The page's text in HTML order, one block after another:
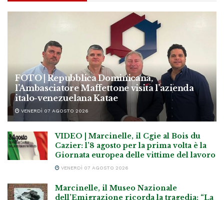
FOTO | Repubblica Dominicana,
l’Ambasciatore Maffettone visita l’azienda
italo-venezuelana Katae
VENERDÌ 07 AGOSTO 2026
VIDEO | Marcinelle, il Cgie al Bois du
Cazier: l’8 agosto per la prima volta è la
Giornata europea delle vittime del lavoro
VENERDÌ 07 AGOSTO 2026
Marcinelle, il Museo Nazionale
dell’Emigrazione ricorda la tragedia: “La